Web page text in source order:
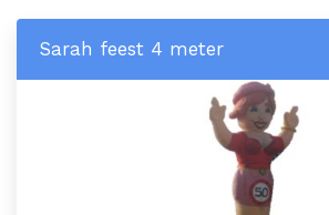
Sarah feest 4 meter